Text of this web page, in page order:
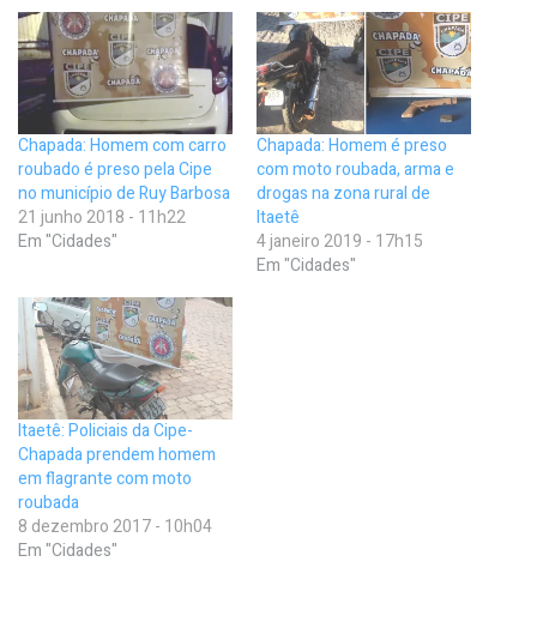
Chapada: Homem com carro
roubado é preso pela Cipe
no município de Ruy Barbosa
21 junho 2018 - 11h22
Em "Cidades"
Chapada: Homem é preso
com moto roubada, arma e
drogas na zona rural de
Itaetê
4 janeiro 2019 - 17h15
Em "Cidades"
Itaetê: Policiais da Cipe-
Chapada prendem homem
em flagrante com moto
roubada
8 dezembro 2017 - 10h04
Em "Cidades"